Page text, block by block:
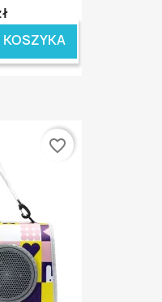
KOSZYKA
favorite_border